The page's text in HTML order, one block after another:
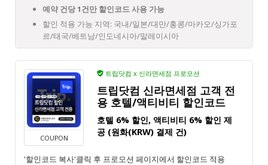
예약 건당 1건만 할인코드 사용 가능
할인 적용 가능 지역: 국내/일본/대만/홍콩/마카오/싱가포
르/태국/베트남/인도네시아/말레이시아
COUPON
트립닷컴 x 신라면세점 프로모션
트립닷컴 신라면세점 고객 전
용 호텔/액티비티 할인코드
호텔 6% 할인, 액티비티 6% 할인 제
공 (원화(KRW) 결제 건)
'할인코드 복사'클릭 후 프로모션 페이지에서 할인코드 적용